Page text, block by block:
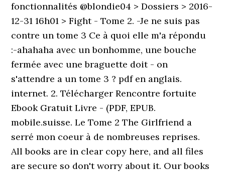
fonctionnalités @blondie04 > Dossiers > 2016-
12-31 16h01 > Fight - Tome 2. -Je ne suis pas
contre un tome 3 Ce à quoi elle m'a répondu
:-ahahaha avec un bonhomme, une bouche
fermée avec une braguette doit - on
s'attendre a un tome 3 ? pdf en anglais.
internet. 2. Télécharger Rencontre fortuite
Ebook Gratuit Livre - (PDF, EPUB.
mobile.suisse. Le Tome 2 The Girlfriend a
serré mon coeur à de nombreuses reprises.
All books are in clear copy here, and all files
are secure so don't worry about it. Our books